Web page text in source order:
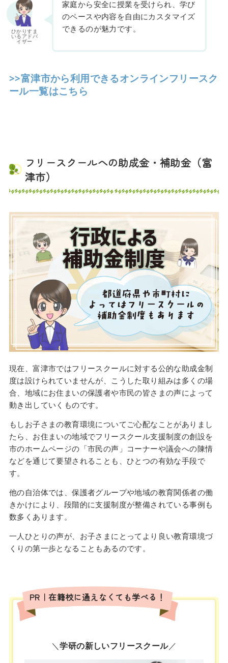
ひかりすま
いるアドバ
イザー
家庭から安全に授業を受けられ、学び
のペースや内容を自由にカスタマイズ
できるのが魅力です。
>>富津市から利用できるオンラインフリースク
ール一覧はこちら
フリースクールへの助成金・補助金（富
津市）
現在、富津市ではフリースクールに対する公的な助成金制
度は設けられていませんが、こうした取り組みは多くの場
合、地域にお住まいの保護者や市民の皆さまの声によって
動き出していくものです。
もしお子さまの教育環境についてご心配なことがありまし
たら、お住まいの地域でフリースクール支援制度の創設を
市のホームページの「市民の声」コーナーや議会への陳情
などを通じて要望されることも、ひとつの有効な手段で
す。
他の自治体では、保護者グループや地域の教育関係者の働
きかけにより、段階的に支援制度が整備されている事例も
数多くあります。
一人ひとりの声が、お子さまにとってより良い教育環境づ
くりの第一歩となることもあるのです。
PR｜在籍校に通えなくても学べる！
＼学研の新しいフリースクール／